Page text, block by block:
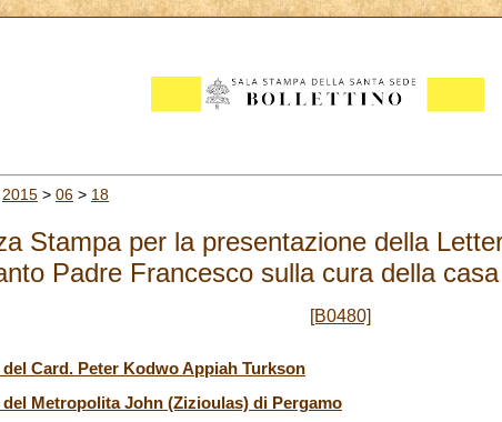
2015 > 06 > 18
Stampa per la presentazione della
Padre Francesco sulla cura della
[B0480]
del Card. Peter Kodwo Appiah Turkson
del Metropolita John (Zizioulas) di Pergamo